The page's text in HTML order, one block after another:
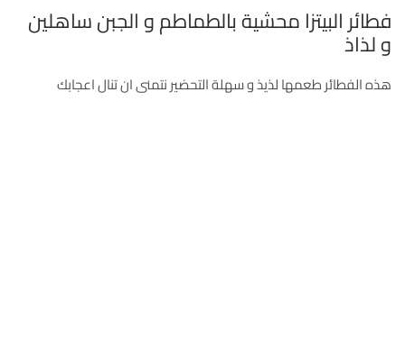
فطائر البيتزا محشية بالطماطم و الجبن ساهلين
و لذاذ
هذه الفطائر طعمها لذيذ و سهلة التحضير نتمنى ان تنال اعجابك